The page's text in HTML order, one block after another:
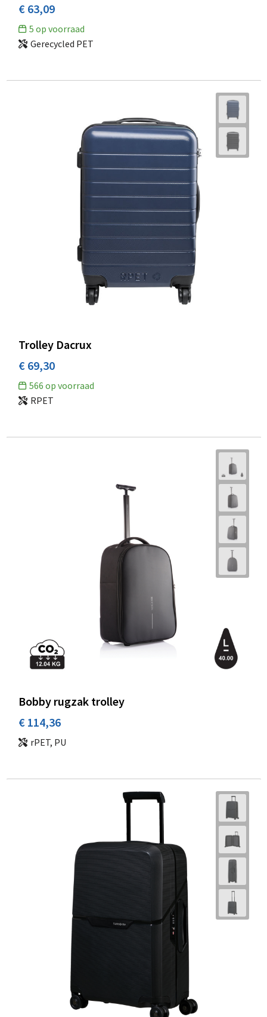
€ 63,09
5 op voorraad
Gerecycled PET
Trolley Dacrux
€ 69,30
566 op voorraad
RPET
Bobby rugzak trolley
€ 114,36
rPET, PU